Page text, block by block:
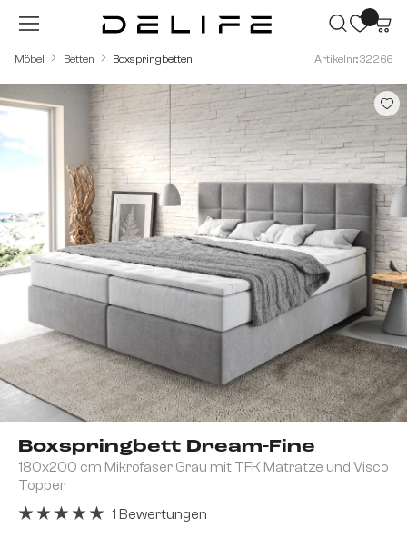
Zum Hauptinhalt springen
Möbel Betten Boxspringbetten Artikelnr.: 32266
Boxspringbett Dream-Fine
180x200 cm Mikrofaser Grau mit TFK Matratze und Visco
Topper
1 Bewertungen
Bildergalerie überspringen